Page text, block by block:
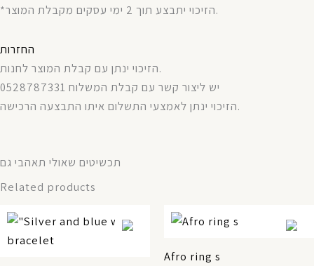
*הזיכוי יתבצע תוך 2 ימי עסקים מקבלת המוצר.
החזרות
הזיכוי ינתן עם קבלת המוצר לחנות.
יש ליצור קשר עם קבלת המשלוח 0528787331
הזיכוי ינתן לאמצעי התשלום איתו התבצעה הרכישה.
תכשיטים שאולי תאהבי גם
Related products
Afro ring s